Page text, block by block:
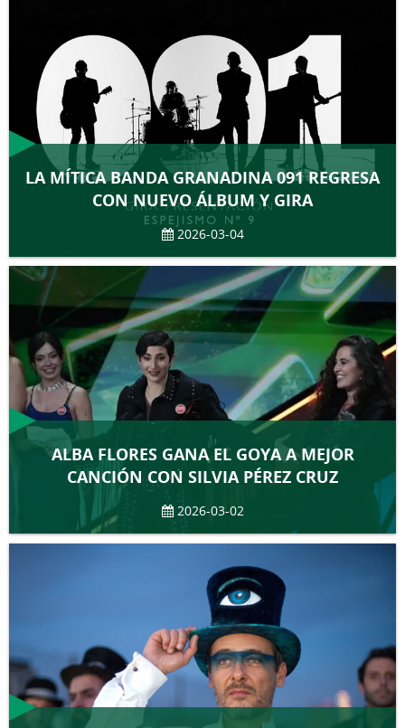
LA MÍTICA BANDA GRANADINA 091 REGRESA
CON NUEVO ÁLBUM Y GIRA
2026-03-04
ALBA FLORES GANA EL GOYA A MEJOR
CANCIÓN CON SILVIA PÉREZ CRUZ
2026-03-02